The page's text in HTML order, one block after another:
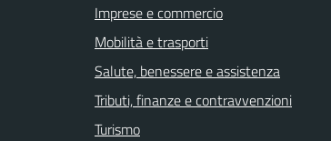
Imprese e commercio
Mobilità e trasporti
Salute, benessere e assistenza
Tributi, finanze e contravvenzioni
Turismo